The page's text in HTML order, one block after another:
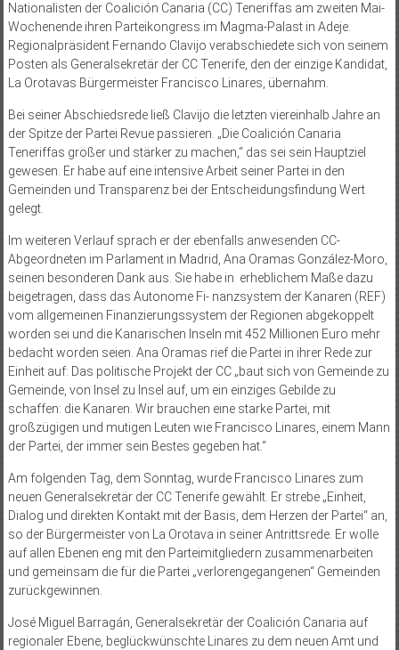
Nationalisten der Coalición Canaria (CC) Teneriffas am zweiten Mai-
Wochenende ihren Parteikongress im Magma-Palast in Adeje.
Regionalpräsident Fernando Clavijo verabschiedete sich von seinem
Posten als Generalsekretär der CC Tenerife, den der einzige Kandidat,
La Orotavas Bürgermeister Francisco Linares, übernahm.
Bei seiner Abschiedsrede ließ Clavijo die letzten viereinhalb Jahre an
der Spitze der Partei Revue passieren. „Die Coalición Canaria
Teneriffas größer und stärker zu machen,“ das sei sein Hauptziel
gewesen. Er habe auf eine intensive Arbeit seiner Partei in den
Gemeinden und Transparenz bei der Entscheidungsfindung Wert
gelegt.
Im weiteren Verlauf sprach er der ebenfalls anwesenden CC-
Abgeordneten im Parlament in Madrid, Ana Oramas González-Moro,
seinen besonderen Dank aus. Sie habe in erheblichem Maße dazu
beigetragen, dass das Autonome Fi- nanzsystem der Kanaren (REF)
vom allgemeinen Finanzierungssystem der Regionen abgekoppelt
worden sei und die Kanarischen Inseln mit 452 Millionen Euro mehr
bedacht worden seien. Ana Oramas rief die Partei in ihrer Rede zur
Einheit auf: Das politische Projekt der CC „baut sich von Gemeinde zu
Gemeinde, von Insel zu Insel auf, um ein einziges Gebilde zu
schaffen: die Kanaren. Wir brauchen eine starke Partei, mit
großzügigen und mutigen Leuten wie Francisco Linares, einem Mann
der Partei, der immer sein Bestes gegeben hat.“
Am folgenden Tag, dem Sonntag, wurde Francisco Linares zum
neuen Generalsekretär der CC Tenerife gewählt. Er strebe „Einheit,
Dialog und direkten Kontakt mit der Basis, dem Herzen der Partei“ an,
so der Bürgermeister von La Orotava in seiner Antrittsrede. Er wolle
auf allen Ebenen eng mit den Parteimitgliedern zusammenarbeiten
und gemeinsam die für die Partei „verlorengegangenen“ Gemeinden
zurückgewinnen.
José Miguel Barragán, Generalsekretär der Coalición Canaria auf
regionaler Ebene, beglückwünschte Linares zu dem neuen Amt und